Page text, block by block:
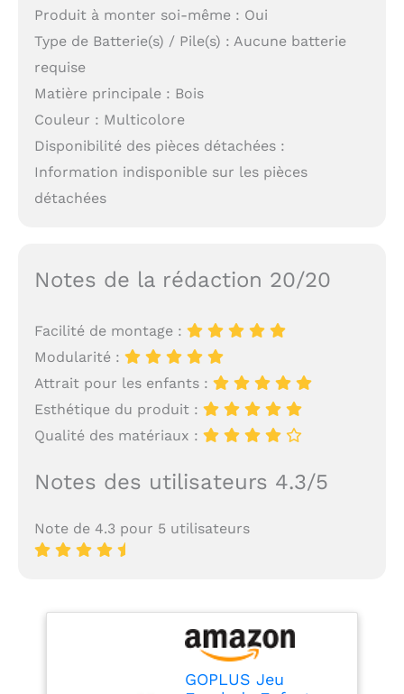
Produit à monter soi-même : Oui
Type de Batterie(s) / Pile(s) : Aucune batterie
requise
Matière principale : Bois
Couleur : Multicolore
Disponibilité des pièces détachées :
Information indisponible sur les pièces
détachées
Notes de la rédaction 20/20
Facilité de montage :
Modularité :
Attrait pour les enfants :
Esthétique du produit :
Qualité des matériaux :
Notes des utilisateurs 4.3/5
Note de 4.3 pour 5 utilisateurs
GOPLUS Jeu